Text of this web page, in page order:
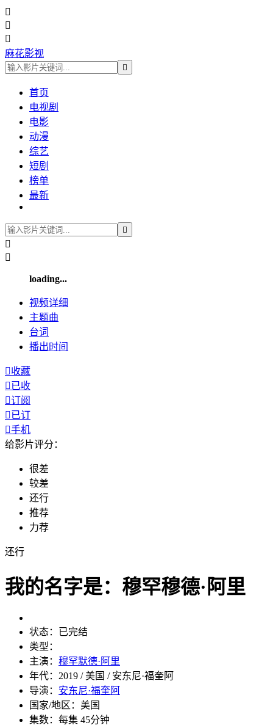



麻花影视

首页
电视剧
电影
动漫
综艺
短剧
榜单
最新



loading...
视频详细
主题曲
台词
播出时间
收藏
已收
订阅
已订
手机
给影片评分：
很差
较差
还行
推荐
力荐
还行
我的名字是：穆罕穆德·阿里
状态： 已完结
类型：
主演： 穆罕默德·阿里
年代： 2019 / 美国 / 安东尼·福奎阿
导演： 安东尼·福奎阿
国家/地区： 美国
集数： 每集 45分钟